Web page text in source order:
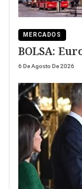
MERCADOS
BOLSA:
6 De Agosto De 2026